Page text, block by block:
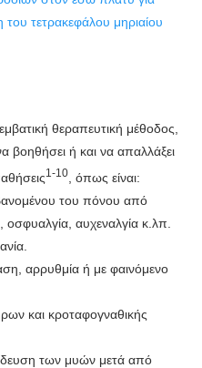
θεραπευτική μέθοδος,
βοηθήσει ή και να απαλλάξει
1-10
, όπως είναι:
του πόνου από
αυχεναλγία κ.λπ.
αρρυθμία ή με φαινόμενο
και κροταφογναθικής
των μυών μετά από